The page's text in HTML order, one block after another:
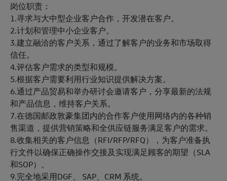
岗位职责：
1.寻求与大中型企业客户合作，开发潜在客户。
2.计划和管理中小企业客户。
3.建立融洽的客户关系，通过了解客户的业务和市场取得
信任。
4.评估客户需求的类型和规模。
5.根据客户需要利用行业知识提供解决方案。
6.通过产品贸易和举办研讨会邀请客户，分享最新的法规
和产品信息，维持客户关系。
7.在德国邮政敦豪集团内的合作客户使用网络内的各种销
售渠道，提供营销策略和全供应链服务满足客户的需求。
8.收集相关的客户信息（RFI/RFP/RFQ），为客户准备执
行文件以确保正确操作交接及实现满足顾客的期望（SLA
和SOP）。
9.完全地采用DGF、 SAP、CRM 系统。